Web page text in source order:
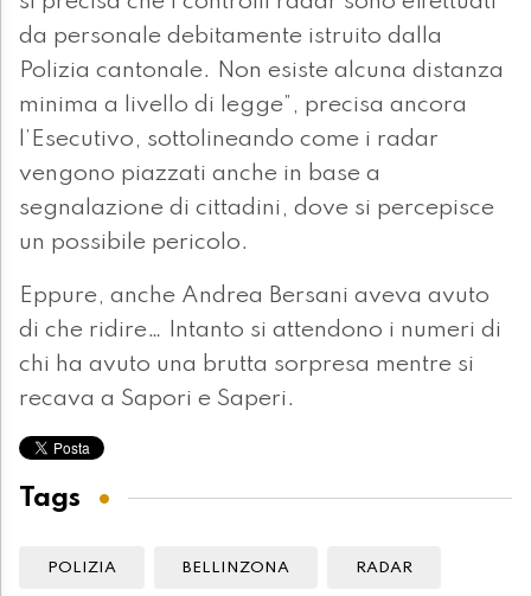
da personale debitamente istruito dalla
Polizia cantonale. Non esiste alcuna distanza
minima a livello di legge”, precisa ancora
l’Esecutivo, sottolineando come i radar
vengono piazzati anche in base a
segnalazione di cittadini, dove si percepisce
un possibile pericolo.
Eppure, anche Andrea Bersani aveva avuto
di che ridire… Intanto si attendono i numeri di
chi ha avuto una brutta sorpresa mentre si
recava a Sapori e Saperi.
Tags
POLIZIA BELLINZONA RADAR